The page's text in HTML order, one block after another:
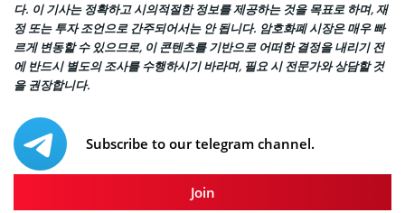
다. 이 기사는 정확하고 시의적절한 정보를 제공하는 것을 목표로 하며, 재
정 또는 투자 조언으로 간주되어서는 안 됩니다. 암호화폐 시장은 매우 빠
르게 변동할 수 있으므로, 이 콘텐츠를 기반으로 어떠한 결정을 내리기 전
에 반드시 별도의 조사를 수행하시기 바라며, 필요 시 전문가와 상담할 것
을 권장합니다.
Subscribe to our telegram channel.
Join